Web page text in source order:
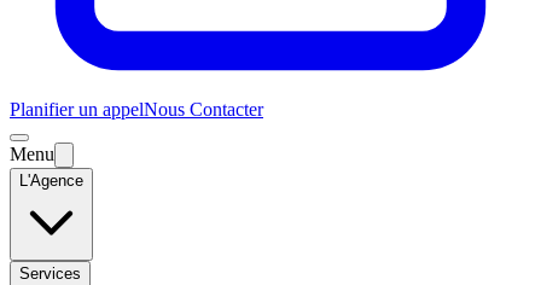
Planifier un appelNous Contacter
Menu
L'Agence
Services